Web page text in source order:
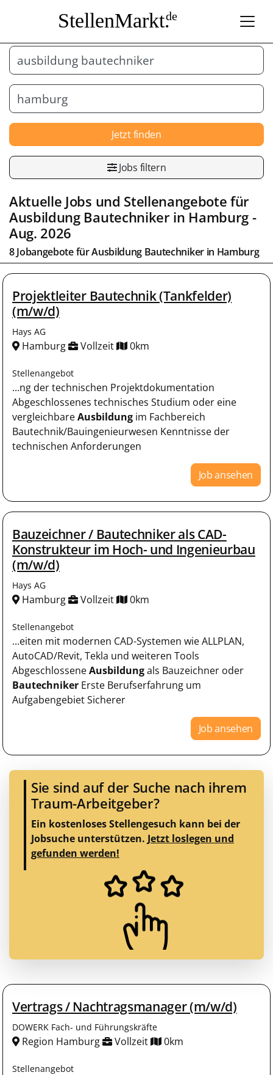
StellenMarkt.de
Jetzt finden
Jobs filtern
Aktuelle Jobs und Stellenangebote für
Ausbildung Bautechniker in Hamburg-
Aug. 2026
8 Jobangebote fürAusbildung Bautechnikerin Hamburg
Projektleiter Bautechnik (Tankfelder)
(m/w/d)
Hays AG
Hamburg Vollzeit 0km
Stellenangebot
...ng der technischen Projektdokumentation
Abgeschlossenes technisches Studium oder eine
vergleichbareAusbildung im Fachbereich
Bautechnik/Bauingenieurwesen Kenntnisse der
technischen Anforderungen
Job ansehen
Bauzeichner / Bautechniker als CAD-
Konstrukteur im Hoch- und Ingenieurbau
(m/w/d)
Hays AG
Hamburg Vollzeit 0km
Stellenangebot
...eiten mit modernen CAD-Systemen wie ALLPLAN,
AutoCAD/Revit, Tekla und weiteren Tools
AbgeschlosseneAusbildungals Bauzeichner oder
Bautechniker Erste Berufserfahrung um
Aufgabengebiet Sicherer
Job ansehen
Sie sind auf der Suche nach ihrem
Traum-Arbeitgeber?
Ein kostenloses Stellengesuch kann bei der
Jobsuche unterstützen. Jetzt loslegen und
gefunden werden!
Vertrags / Nachtragsmanager (m/w/d)
DOWERK Fach- und Führungskräfte
Region Hamburg Vollzeit 0km
Stellenangebot